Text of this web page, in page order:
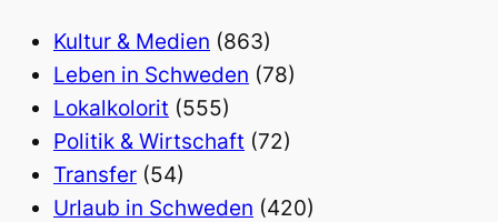
Kultur & Medien (863)
Leben in Schweden (78)
Lokalkolorit (555)
Politik & Wirtschaft (72)
Transfer (54)
Urlaub in Schweden (420)